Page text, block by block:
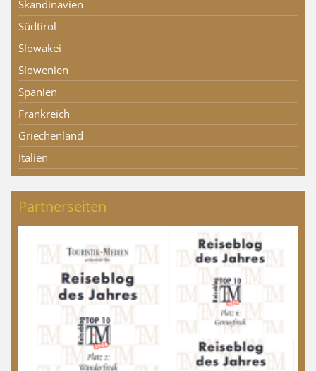
Skandinavien
Südtirol
Slowakei
Slowenien
Spanien
Frankreich
Griechenland
Italien
Partnerseiten